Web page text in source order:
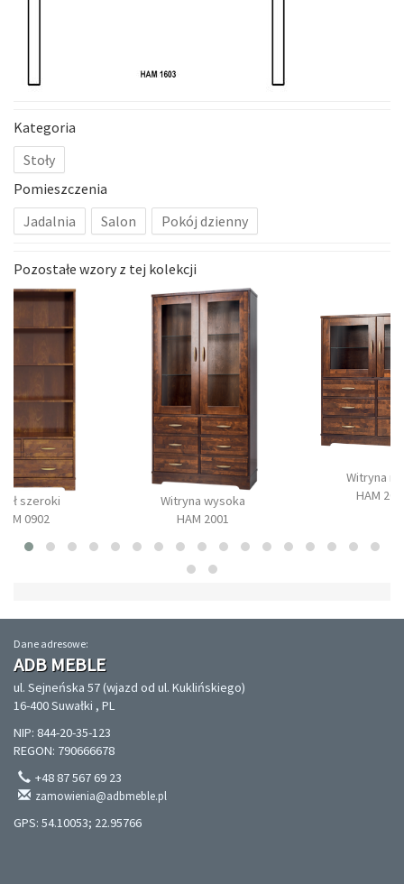
Kategoria
Stoły
Pomieszczenia
Jadalnia
Salon Pokój dzienny
Pozostałe wzory z tej kolekcji
szeroki
0902
Witryna wysoka
HAM 2001
Witryna
HAM
Dane adresowe:
ADB MEBLE
ul. Sejneńska 57 (wjazd od ul. Kuklińskiego)
16-400 Suwałki , PL
NIP: 844-20-35-123
REGON: 790666678
+48 87 567 69 23
zamowienia@adbmeble.pl
GPS: 54.10053; 22.95766